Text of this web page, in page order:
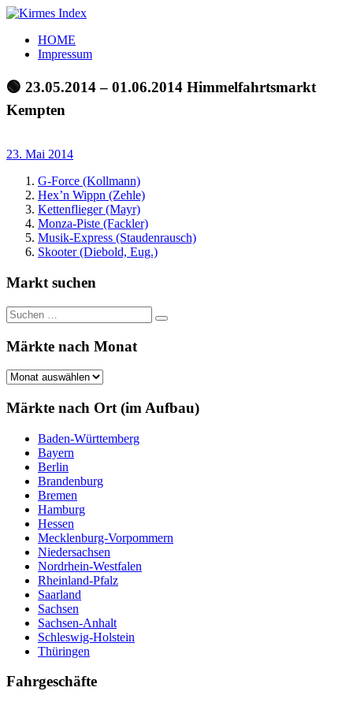
Zum
springen
Kirmes
Index
Tourpläne
der
letzten
Jahre
HOME
Impressum
🟢 23.05.2014 – 01.06.2014 Himmelfahrtsmarkt
Kempten
23. Mai 2014
G-Force (Kollmann)
Hex’n Wippn (Zehle)
Kettenflieger (Mayr)
Monza-Piste (Fackler)
Musik-Express (Staudenrausch)
Skooter (Diebold, Eug.)
Markt suchen
Suchen
nach:
Suchen
Märkte nach Monat
Märkte
Monat
Märkte nach Ort (im Aufbau)
Baden-Württemberg
Bayern
Berlin
Brandenburg
Bremen
Hamburg
Hessen
Mecklenburg-Vorpommern
Niedersachsen
Nordrhein-Westfalen
Rheinland-Pfalz
Saarland
Sachsen
Sachsen-Anhalt
Schleswig-Holstein
Thüringen
Fahrgeschäfte